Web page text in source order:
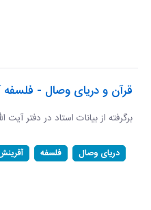
قرآن و دریای وصال -
برگرفته از بیانات استاد در دفتر آیت
دریای وصال فلسفه